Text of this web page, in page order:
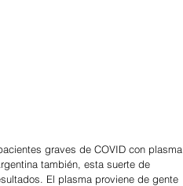
graves de COVID con plasma
también, esta suerte de
El plasma proviene de gente